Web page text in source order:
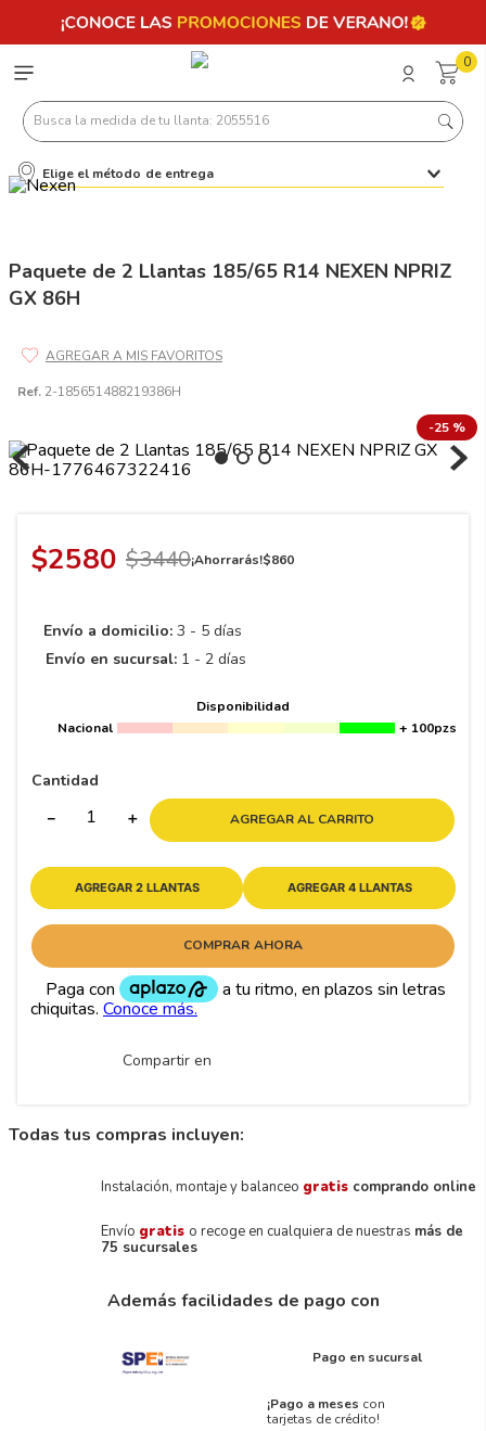
0
Busca la medida de tu llanta: 2055516
Elige el método de entrega
Paquete de 2 Llantas 185/65 R14 NEXEN NPRIZ
GX 86H
Ref. 2-185651488219386H
-25 %
$2580 $3440¡Ahorrarás!$860
Envío a domicilio: 3 - 5 días
Envío en sucursal: 1 - 2 días
Disponibilidad
Nacional
+ 100pzs
Cantidad
＋
－ AGREGAR AL CARRITO
AGREGAR 2 LLANTAS AGREGAR 4 LLANTAS
COMPRAR AHORA
Compartir en
Todas tus compras incluyen:
Instalación, montaje y balanceo gratis comprando online
Envío gratis o recoge en cualquiera de nuestras más de
75 sucursales
Además facilidades de pago con
Pago en sucursal
¡Pago a meses con
tarjetas de crédito!
Términos más buscados
.
7. 245
10.
175